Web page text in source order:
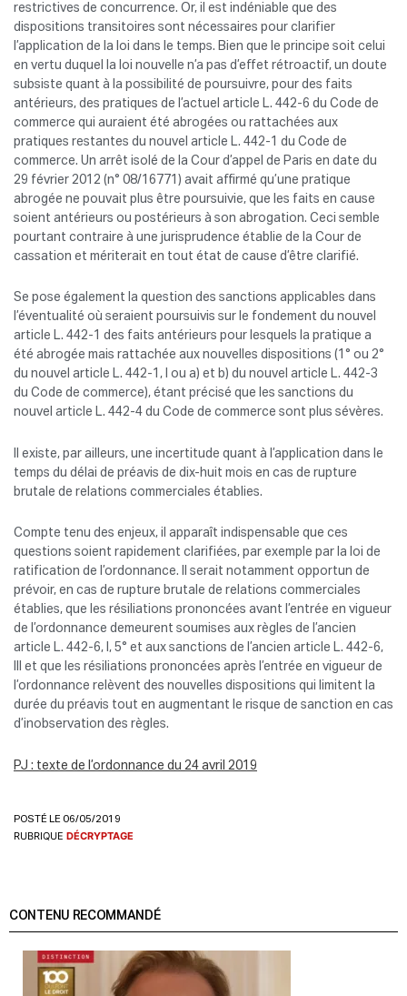
restrictives de concurrence. Or, il est indéniable que des
dispositions transitoires sont nécessaires pour clarifier
l’application de la loi dans le temps. Bien que le principe soit celui
en vertu duquel la loi nouvelle n’a pas d’effet rétroactif, un doute
subsiste quant à la possibilité de poursuivre, pour des faits
antérieurs, des pratiques de l’actuel article L. 442-6 du Code de
commerce qui auraient été abrogées ou rattachées aux
pratiques restantes du nouvel article L. 442-1 du Code de
commerce. Un arrêt isolé de la Cour d’appel de Paris en date du
29 février 2012 (n° 08/16771) avait affirmé qu’une pratique
abrogée ne pouvait plus être poursuivie, que les faits en cause
soient antérieurs ou postérieurs à son abrogation. Ceci semble
pourtant contraire à une jurisprudence établie de la Cour de
cassation et mériterait en tout état de cause d’être clarifié.
Se pose également la question des sanctions applicables dans
l’éventualité où seraient poursuivis sur le fondement du nouvel
article L. 442-1 des faits antérieurs pour lesquels la pratique a
été abrogée mais rattachée aux nouvelles dispositions (1° ou 2°
du nouvel article L. 442-1, I ou a) et b) du nouvel article L. 442-3
du Code de commerce), étant précisé que les sanctions du
nouvel article L. 442-4 du Code de commerce sont plus sévères.
Il existe, par ailleurs, une incertitude quant à l’application dans le
temps du délai de préavis de dix-huit mois en cas de rupture
brutale de relations commerciales établies.
Compte tenu des enjeux, il apparaît indispensable que ces
questions soient rapidement clarifiées, par exemple par la loi de
ratification de l’ordonnance. Il serait notamment opportun de
prévoir, en cas de rupture brutale de relations commerciales
établies, que les résiliations prononcées avant l’entrée en vigueur
de l’ordonnance demeurent soumises aux règles de l’ancien
article L. 442-6, I, 5° et aux sanctions de l’ancien article L. 442-6,
III et que les résiliations prononcées après l’entrée en vigueur de
l’ordonnance relèvent des nouvelles dispositions qui limitent la
durée du préavis tout en augmentant le risque de sanction en cas
d’inobservation des règles.
PJ : texte de l’ordonnance du 24 avril 2019
POSTÉ LE 06/05/2019
RUBRIQUE DÉCRYPTAGE
CONTENU RECOMMANDÉ